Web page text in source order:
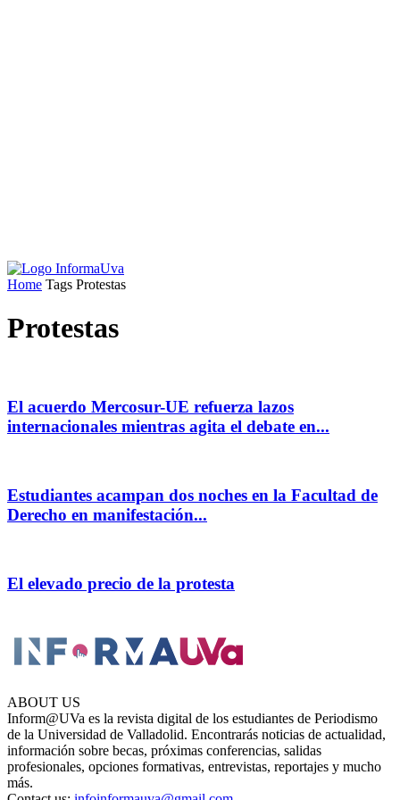
Home Tags Protestas
Protestas
El acuerdo Mercosur-UE refuerza lazos
internacionales mientras agita el debate en...
Estudiantes acampan dos noches en la Facultad de
Derecho en manifestación...
El elevado precio de la protesta
ABOUT US
Inform@UVa es la revista digital de los estudiantes de Periodismo
de la Universidad de Valladolid. Encontrarás noticias de actualidad,
información sobre becas, próximas conferencias, salidas
profesionales, opciones formativas, entrevistas, reportajes y mucho
más.